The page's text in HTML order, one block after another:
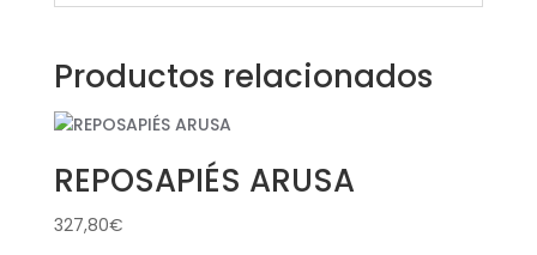
Productos relacionados
REPOSAPIÉS ARUSA
327,80€